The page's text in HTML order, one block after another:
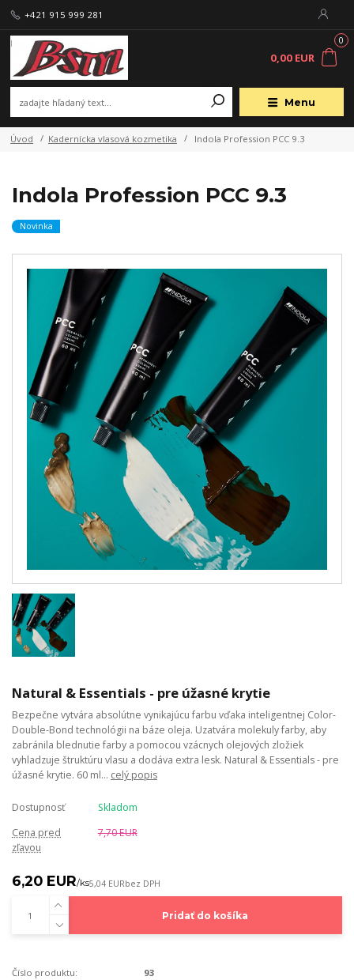
Menu
+421 915 999 281
0
0,00 EUR
Úvod Kadernícka vlasová kozmetika Indola Profession PCC 9.3
Indola Profession PCC 9.3
Novinka
Natural & Essentials - pre úžasné krytie
Bezpečne vytvára absolútne vynikajúcu farbu vďaka inteligentnej Color-
Double-Bond technológii na báze oleja. Uzatvára molekuly farby, aby
zabránila blednutie farby a pomocou vzácnych olejových zložiek
vyhladzuje štruktúru vlasu a dodáva extra lesk. Natural & Essentials - pre
úžasné krytie. 60 ml... celý popis
Dostupnosť
Skladom
Cena pred
zľavou
7,70 EUR
6,20 EUR/ks5,04 EURbez DPH
Pridať do košíka
Číslo produktu:
93